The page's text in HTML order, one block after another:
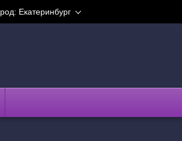
Екатеринбург